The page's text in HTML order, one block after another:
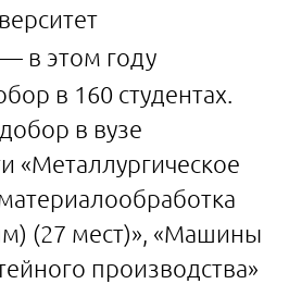
— в этом году
в 160 студентах.
в вузе
«Металлургическое
(27 мест)», «Машины
производства»